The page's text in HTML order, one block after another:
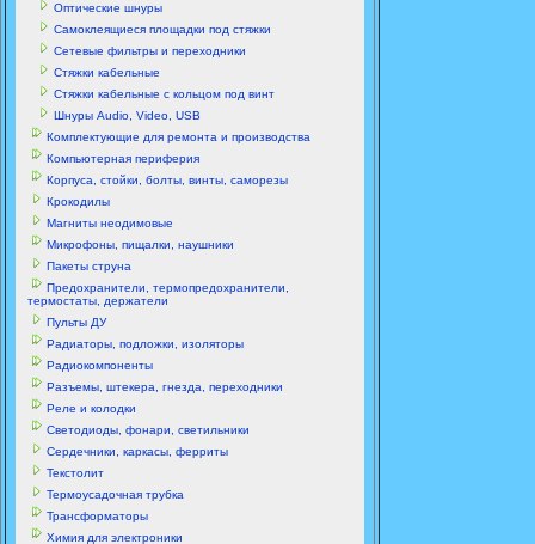
Оптические шнуры
Самоклеящиеся площадки под стяжки
Сетевые фильтры и переходники
Стяжки кабельные
Стяжки кабельные с кольцом под винт
Шнуры Audio, Video, USB
Комплектующие для ремонта и производства
Компьютерная периферия
Корпуса, стойки, болты, винты, саморезы
Крокодилы
Магниты неодимовые
Микрофоны, пищалки, наушники
Пакеты струна
Предохранители, термопредохранители,
термостаты, держатели
Пульты ДУ
Радиаторы, подложки, изоляторы
Радиокомпоненты
Разъемы, штекера, гнезда, переходники
Реле и колодки
Светодиоды, фонари, светильники
Сердечники, каркасы, ферриты
Текстолит
Термоусадочная трубка
Трансформаторы
Химия для электроники